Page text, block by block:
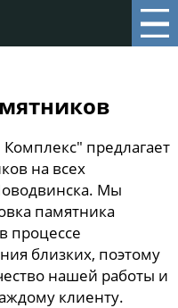
предлагает
на всех
Мы
памятника
процессе
близких, поэтому
нашей работы и
клиенту.